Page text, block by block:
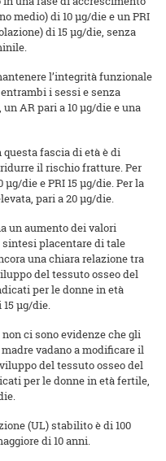
medio) di 10 µg/die e un PRI
di 15 µg/die, senza
l’integrità funzionale
i sessi e senza
AR pari a 10 µg/die e una
questa fascia di età è di
il rischio fratture. Per
die e PRI 15 µg/die. Per la
pari a 20 µg/die.
un aumento dei valori
sintesi placentare di tale
una chiara relazione tra
del tessuto osseo del
per le donne in età
µg/die.
ci sono evidenze che gli
vadano a modificare il
del tessuto osseo del
per le donne in età fertile,
(UL) stabilito è di 100
di 10 anni.